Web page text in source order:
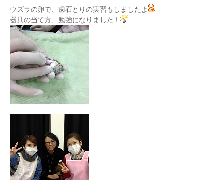
ウズラの卵で、歯石とりの実習もしましたよ
器具の当て方、勉強になりました！